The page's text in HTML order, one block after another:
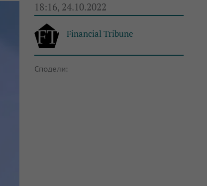
18:16, 24.10.2022
Financial Tribune
Сподели: